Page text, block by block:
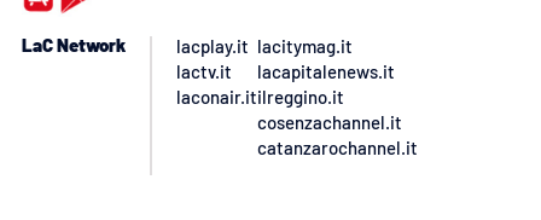
LaC Network
lacplay.it
lactv.it
laconair.it
lacitymag.it
lacapitalenews.it
ilreggino.it
cosenzachannel.it
catanzarochannel.it